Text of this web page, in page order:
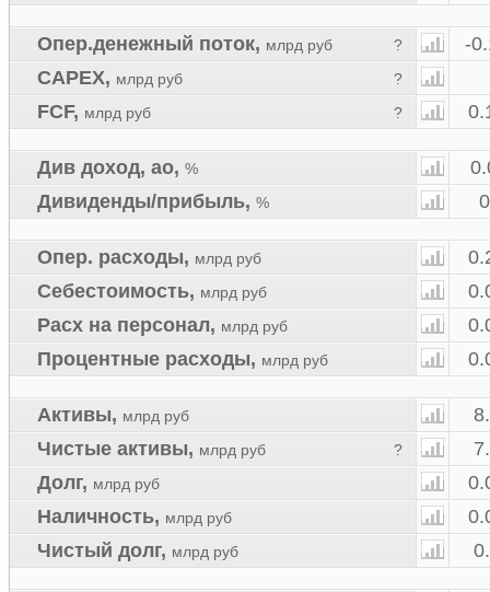
Опер.денежный поток, млрд руб ?
-
CAPEX, млрд руб ?
FCF, млрд руб ?
Див доход, ао, %
Дивиденды/прибыль, %
Опер. расходы, млрд руб
Себестоимость, млрд руб
Расх на персонал, млрд руб
Процентные расходы, млрд руб
Активы, млрд руб
Чистые активы, млрд руб ?
Долг, млрд руб
Наличность, млрд руб
Чистый долг, млрд руб